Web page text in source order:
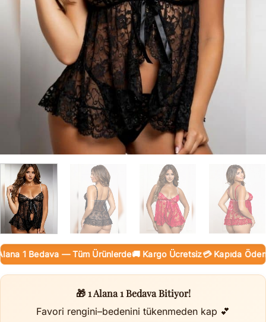
1 Bedava — Tüm Ürünlerde🚚 Kargo Ücretsiz💳 Kapıda Ödeme
🎁 1 Alana 1 Bedava Bitiyor!
Favori rengini–bedenini tükenmeden kap 💕